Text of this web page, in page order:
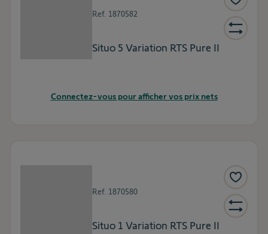
Ref. 1870582
Situo 5 Variation RTS Pure II
Connectez-vous pour afficher vos prix nets
Ref. 1870580
Situo 1 Variation RTS Pure II